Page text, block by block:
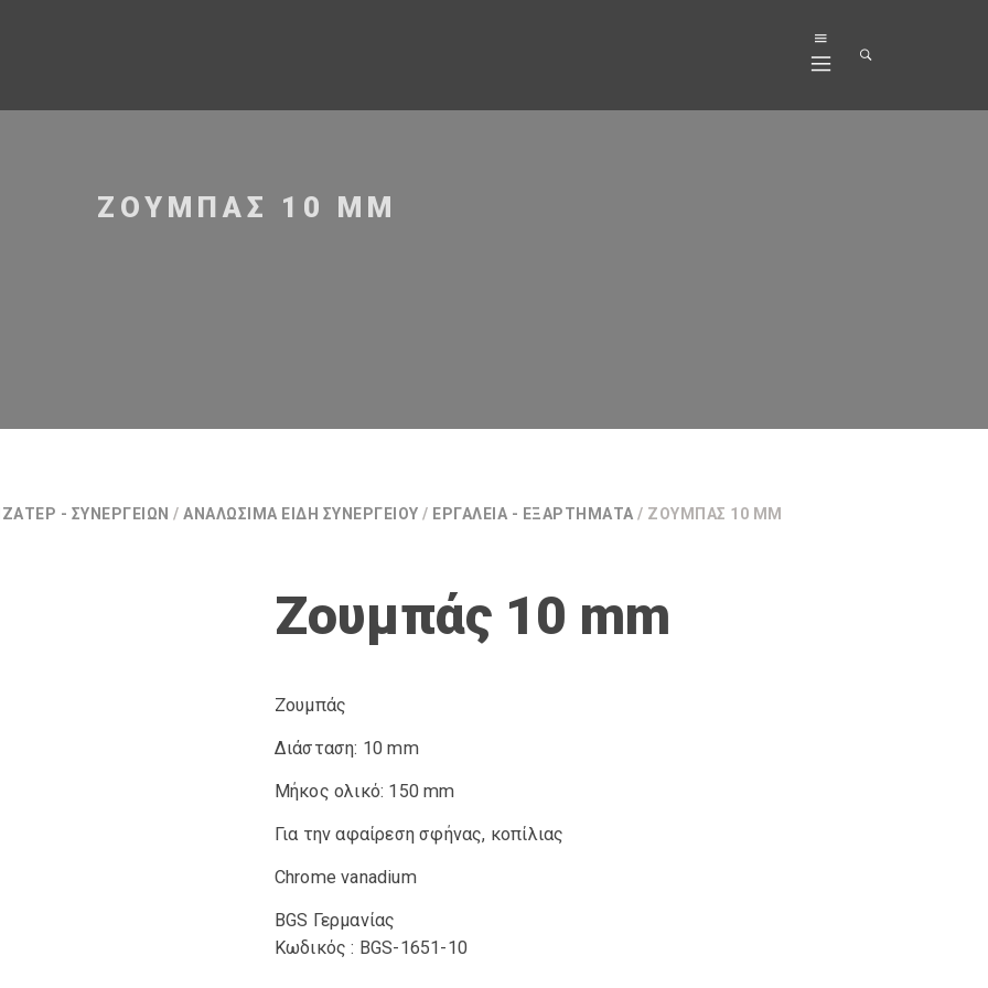
ΖΟΥΜΠΆΣ 10 MM
- ΣΥΝΕΡΓΕΊΩΝ /ΑΝΑΛΏΣΙΜΑ ΕΊΔΗ ΣΥΝΕΡΓΕΊΟΥ / ΕΡΓΑΛΕΊΑ - ΕΞΑΡΤΉΜΑΤΑ / ΖΟΥΜΠΆΣ 10 MM
Ζουμπάς 10 mm
Ζουμπάς
Διάσταση: 10 mm
Μήκος ολικό: 150 mm
Για την αφαίρεση σφήνας, κοπίλιας
Chrome vanadium
BGS Γερμανίας
Κωδικός : BGS-1651-10